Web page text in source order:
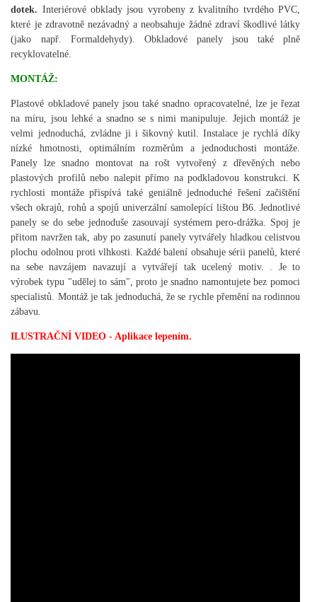
dotek. Interiérové ​​obklady jsou vyrobeny z kvalitního tvrdého PVC,
které je zdravotně nezávadný a neobsahuje žádné zdraví škodlivé látky
(jako např. Formaldehydy). Obkladové panely jsou také plně
recyklovatelné.
MONTÁŽ:
Plastové obkladové panely jsou také snadno opracovatelné, lze je řezat
na míru, jsou lehké a snadno se s nimi manipuluje. Jejich montáž je
velmi jednoduchá, zvládne ji i šikovný kutil. Instalace je rychlá díky
nízké hmotnosti, optimálním rozměrům a jednoduchosti montáže.
Panely lze snadno montovat na rošt vytvořený z dřevěných nebo
plastových profilů nebo nalepit přímo na podkladovou konstrukci. K
rychlosti montáže přispívá také geniálně jednoduché řešení začištění
všech okrajů, rohů a spojů univerzální samolepící lištou B6. Jednotlivé
panely se do sebe jednoduše zasouvají systémem pero-drážka. Spoj je
přitom navržen tak, aby po zasunutí panely vytvářely hladkou celistvou
plochu odolnou proti vlhkosti. Každé balení obsahuje sérii panelů, které
na sebe navzájem navazují a vytvářejí tak ucelený motiv. . Je to
výrobek typu "udělej to sám", proto je snadno namontujete bez pomoci
specialistů. Montáž je tak jednoduchá, že se rychle přemění na rodinnou
zábavu.
ILUSTRAČNÍ VIDEO - Aplikace lepením.